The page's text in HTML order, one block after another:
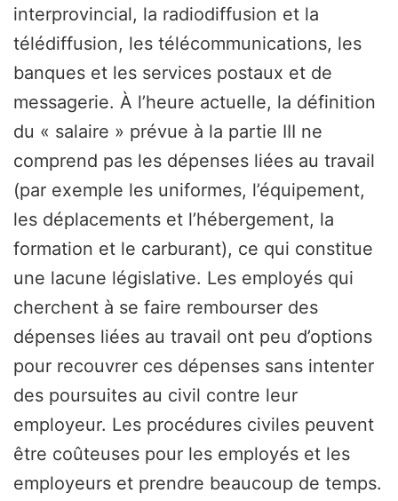
interprovincial, la radiodiffusion et la
télédiffusion, les télécommunications, les
banques et les services postaux et de
messagerie. À l’heure actuelle, la définition
du « salaire » prévue à la partie III ne
comprend pas les dépenses liées au travail
(par exemple les uniformes, l’équipement,
les déplacements et l’hébergement, la
formation et le carburant), ce qui constitue
une lacune législative. Les employés qui
cherchent à se faire rembourser des
dépenses liées au travail ont peu d’options
pour recouvrer ces dépenses sans intenter
des poursuites au civil contre leur
employeur. Les procédures civiles peuvent
être coûteuses pour les employés et les
employeurs et prendre beaucoup de temps.